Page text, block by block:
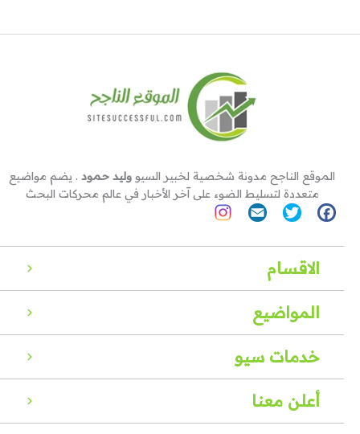
الموقع الناجح مدونة شخصية لخبير السيو وليد حمود . يضم مواضيع
متعددة لتسليط الضوء على آخر الأخبار في عالم محركات البحث
الاقسام
المواضيع
خدمات سيو
أعلن معنا